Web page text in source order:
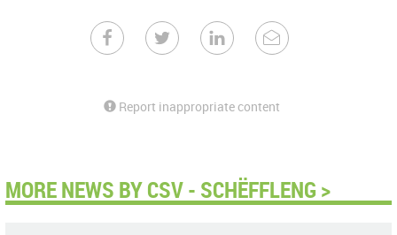
Report inappropriate content
MORE NEWS BY CSV - SCHËFFLENG >